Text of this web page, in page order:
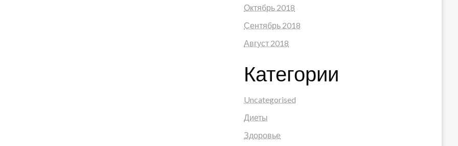
Октябрь 2018
Сентябрь 2018
Август 2018
Категории
Uncategorised
Диеты
Здоровье